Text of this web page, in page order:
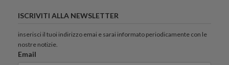
ISCRIVITI ALLA NEWSLETTER
inserisci il tuoi indirizzo emai e sarai informato periodicamente con le
nostre notizie.
Email